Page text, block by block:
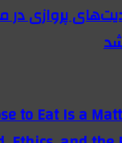
پروازی در
to Eat Is a